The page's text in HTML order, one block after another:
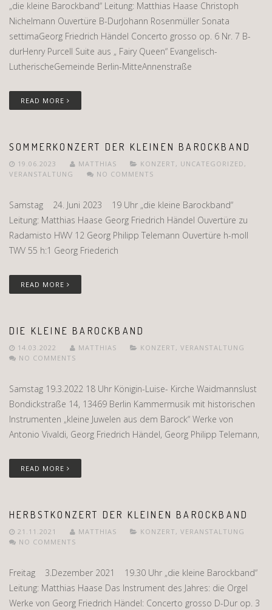
„die kleine Barockband“ Leitung: Matthias Haase Christoph
Nichelmann Ouvertüre B-DurJohann Rosenmüller Sonata
settimaGeorg Friedrich Händel Concerto grosso op. 6 Nr. 7 B-
durHenry Purcell Suite aus „ Fairy Queen“ Evangelisch-
LutherischeGemeinde Berlin-MitteAnnenstraße
READ MORE
SOMMERKONZERT DER KLEINEN BAROCKBAND
19.06.2023 MATTHIAS KONZERT , UNCATEGORIZED ,
VERANSTALTUNG
NO COMMENTS
Samstag 24. Juni 2023 19 Uhr „die kleine Barockband“
Leitung: Matthias Haase Georg Friedrich Händel Ouvertüre zu
Radamisto HWV 12 Georg Philipp Telemann Ouvertüre h-moll
TWV 55 h:1 Georg Friederich
READ MORE
DIE KLEINE BAROCKBAND
14.03.2022 MATTHIAS KONZERT , VERANSTALTUNG
NO COMMENTS
Samstag 19.3.2022 18 Uhr Königin-Luise- Kirche Waidmannslust
Bondickstraße 14, 13469 Berlin Kammermusik mit historischen
Instrumenten „kleine Juwelen aus dem Barock“ Werke von
Antonio Vivaldi, Georg Friedrich Händel, Georg Philipp Telemann,
READ MORE
HERBSTKONZERT DER KLEINEN BAROCKBAND
21.11.2021 MATTHIAS KONZERT , VERANSTALTUNG
NO COMMENTS
Freitag 3.Dezember 2021 19.30 Uhr „die kleine Barockband“
Leitung: Matthias Haase Das Instrument des Jahres: die Orgel
Werke von Georg Friedrich Händel: Concerto grosso D-Dur op. 3